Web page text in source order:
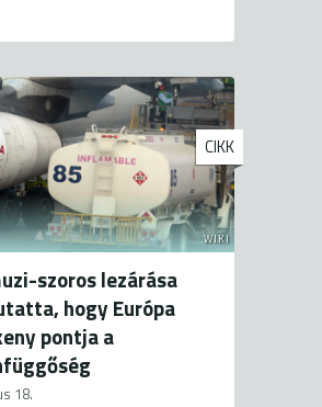
WIKI
CIKK
szoros lezárása
hogy Európa
pontja a
18.